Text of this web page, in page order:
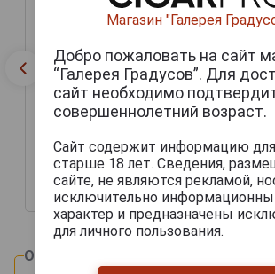
Футляр деревянный
Бургонь на 6 бутылок
9 500 руб.
вина
6
Оцените и напишите отзыв:
Магазин "Галерея
Добро пожаловать на сайт
“Галерея Градусов”. Для
сайт необходимо
совершеннолетний возраст.
Сайт содержит информацию
старше 18 лет. Сведения,
сайте, не являются рекламой,
исключительно
характер и предназначены
для личного пользования.